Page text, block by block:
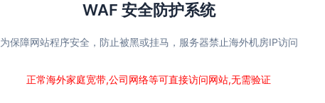
WAF 安全防护系统
为保障网站程序安全，防止被黑或挂马，服务器禁止海外机房IP访问
正常海外家庭宽带,公司网络等可直接访问网站,无需验证